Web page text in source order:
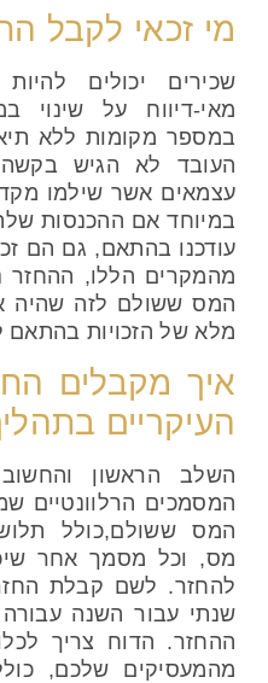
מי זכאי לקבל
שכירים יכולים
מאי-דיווח על
במספר מקומות ללא
העובד לא הגיש
עצמאים אשר שילמו
במיוחד אם ההכנסות
עודכנו בהתאם, גם הם
מהמקרים הללו,
המס ששולם לזה שהיה
מלא של הזכויות בהתאם
איך מקבלים
העיקריים
השלב הראשון
המסמכים הרלוונטיים
המס ששולם,כולל
מס, וכל מסמך אחר
להחזר. לשם קבלת
שנתי עבור השנה
ההחזר. הדוח צריך